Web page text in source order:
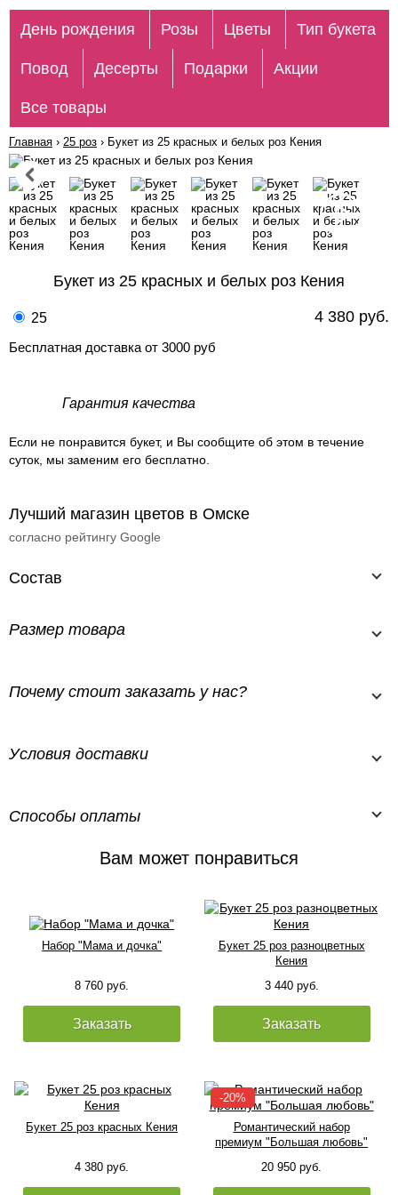
День рождения Розы Цветы Тип букета
Повод Десерты Подарки Акции
Все товары
Главная › 25 роз › Букет из 25 красных и белых роз Кения
Букет из 25 красных и белых роз Кения
25 4 380 руб.
Бесплатная доставка от 3000 руб
Гарантия качества
Если не понравится букет, и Вы сообщите об этом в течение
суток, мы заменим его бесплатно.
Лучший магазин цветов в Омске
согласно рейтингу Google
Состав
Размер товара
Почему стоит заказать у нас?
Условия доставки
Способы оплаты
Вам может понравиться
Набор "Мама и дочка"
8 760 руб.
Заказать
Букет 25 роз разноцветных
Кения
3 440 руб.
Заказать
Букет 25 роз красных Кения
4 380 руб.
Романтический набор
премиум "Большая любовь"
20 950 руб.